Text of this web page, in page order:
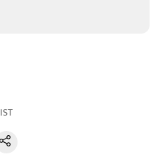
IST